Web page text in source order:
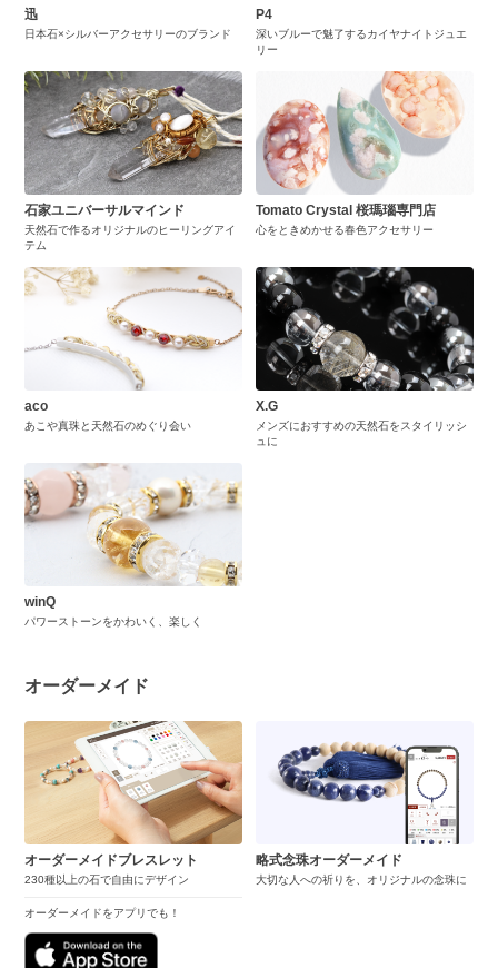
迅
日本石×シルバーアクセサリーのブランド
P4
深いブルーで魅了するカイヤナイトジュエ
リー
石家ユニバーサルマインド
天然石で作るオリジナルのヒーリングアイ
テム
Tomato Crystal 桜瑪瑙専門店
心をときめかせる春色アクセサリー
aco
あこや真珠と天然石のめぐり会い
X.G
メンズにおすすめの天然石をスタイリッシ
ュに
winQ
パワーストーンをかわいく、楽しく
オーダーメイド
オーダーメイドブレスレット
230種以上の石で自由にデザイン
オーダーメイドをアプリでも！
略式念珠オーダーメイド
大切な人への祈りを、オリジナルの念珠に